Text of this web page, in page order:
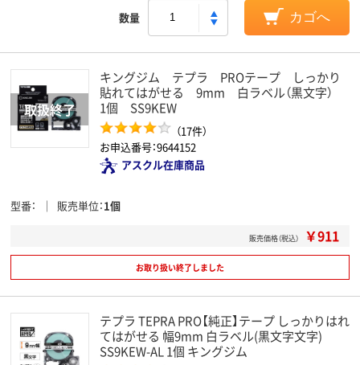
数量 カゴへ
キングジム テプラ PROテープ しっかり
貼れてはがせる 9mm 白ラベル（黒文字）
1個 SS9KEW
（17件）
お申込番号：9644152
アスクル在庫商品
型番 販売単位 1個
販売価格（税込） ￥911
お取り扱い終了しました
テプラ TEPRA PRO【純正】テープ しっかりはれ
てはがせる 幅9mm 白ラベル(黒文字文字)
SS9KEW-AL 1個 キングジム